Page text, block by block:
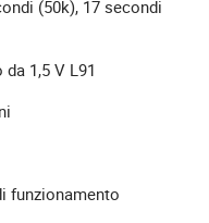
(50k), 17 secondi
1,5 V L91
funzionamento